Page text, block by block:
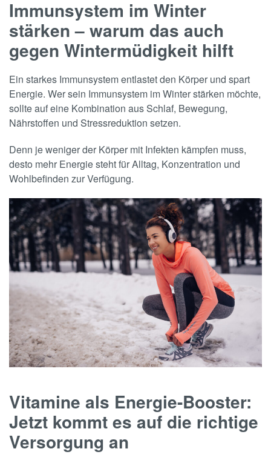
Immunsystem im Winter
stärken – warum das auch
gegen Wintermüdigkeit hilft
Ein starkes Immunsystem entlastet den Körper und spart
Energie. Wer sein Immunsystem im Winter stärken möchte,
sollte auf eine Kombination aus Schlaf, Bewegung,
Nährstoffen und Stressreduktion setzen.
Denn je weniger der Körper mit Infekten kämpfen muss,
desto mehr Energie steht für Alltag, Konzentration und
Wohlbefinden zur Verfügung.
Vitamine als Energie-Booster:
Jetzt kommt es auf die richtige
Versorgung an